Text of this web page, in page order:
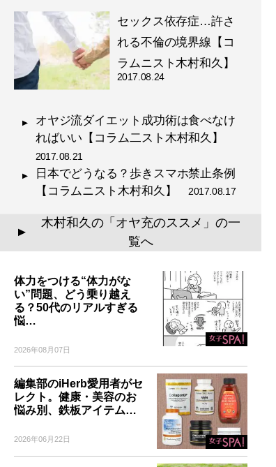
セックス依存症…許さ
れる不倫の境界線【コ
ラムニスト木村和久】
2017.08.24
オヤジ流ダイエット成功術は食べなけ
ればいい【コラム二スト木村和久】
2017.08.21
日本でどうなる？歩きスマホ禁止条例
【コラムニスト木村和久】2017.08.17
▲
木村和久の「オヤ充のススメ」の一
覧へ
体力をつける“体力がな
い”問題、どう乗り越え
る？50代のリアルすぎる
悩…
2026年08月07日
編集部のiHerb愛用者がセ
レクト。健康・美容のお
悩み別、鉄板アイテム…
2026年06月22日